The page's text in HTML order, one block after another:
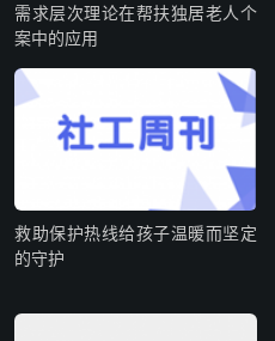
需求层次理论在帮扶独居老人个
案中的应用
救助保护热线给孩子温暖而坚定
的守护